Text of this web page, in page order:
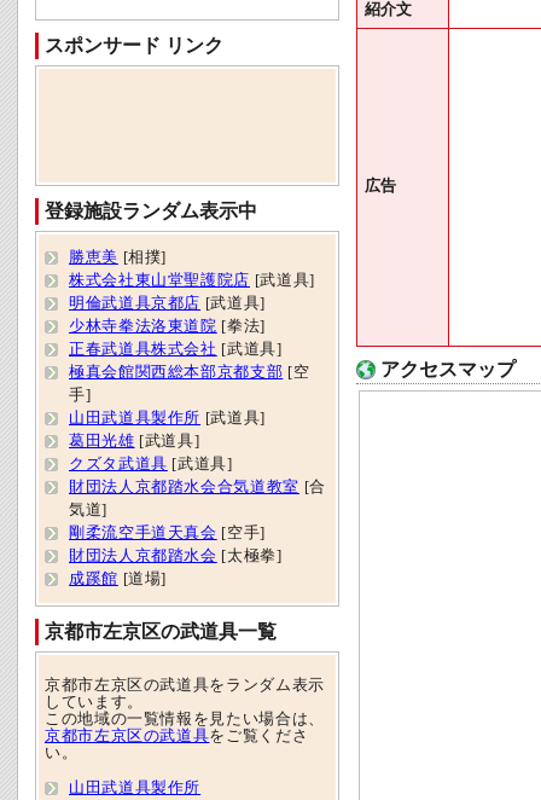
紹介文
広告
アクセスマップ
スポンサード リンク
登録施設ランダム表示中
勝恵美 [相撲]
株式会社東山堂聖護院店 [武道具]
明倫武道具京都店 [武道具]
少林寺拳法洛東道院 [拳法]
正春武道具株式会社 [武道具]
極真会館関西総本部京都支部 [空
手]
山田武道具製作所 [武道具]
葛田光雄 [武道具]
クズタ武道具 [武道具]
財団法人京都踏水会合気道教室 [合
気道]
剛柔流空手道天真会 [空手]
財団法人京都踏水会 [太極拳]
成蹊館 [道場]
京都市左京区の武道具一覧
京都市左京区の武道具をランダム表示
しています。
この地域の一覧情報を見たい場合は、
京都市左京区の武道具をご覧くださ
い。
山田武道具製作所